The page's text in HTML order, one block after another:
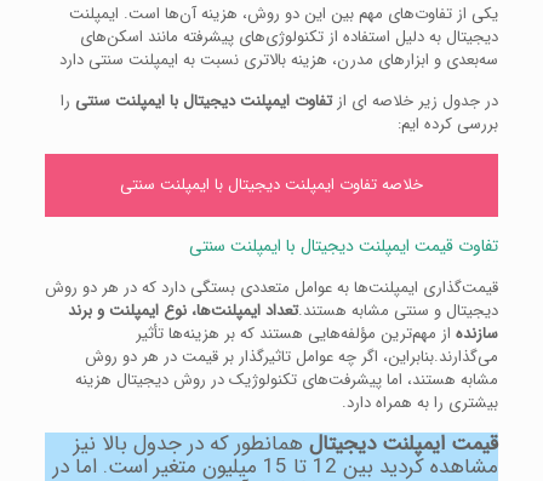
یکی از تفاوت‌های مهم بین این دو روش، هزینه آن‌ها است. ایمپلنت
دیجیتال به دلیل استفاده از تکنولوژی‌های پیشرفته مانند اسکن‌های
سه‌بعدی و ابزارهای مدرن، هزینه بالاتری نسبت به ایمپلنت سنتی دارد
در جدول زیر خلاصه ای ازتفاوت ایمپلنت دیجیتال با ایمپلنت سنتی را
بررسی کرده ایم:
خلاصه تفاوت ایمپلنت دیجیتال با ایمپلنت سنتی
تفاوت قیمت ایمپلنت دیجیتال با ایمپلنت سنتی
قیمت‌گذاری ایمپلنت‌ها به عوامل متعددی بستگی دارد که در هر دو روش
دیجیتال و سنتی مشابه هستند.تعداد ایمپلنت‌ها، نوع ایمپلنت و برند
سازندهاز مهم‌ترین مؤلفه‌هایی هستند که بر هزینه‌ها تأثیر
می‌گذارند.بنابراین، اگر چه عوامل تاثیرگذار بر قیمت در هر دو روش
مشابه هستند، اما پیشرفت‌های تکنولوژیک در روش دیجیتال هزینه
بیشتری را به همراه دارد.
قیمت ایمپلنت دیجیتالهمانطور که در جدول بالا نیز
مشاهده کردید بین 12 تا 15 میلیون متغیر است. اما در